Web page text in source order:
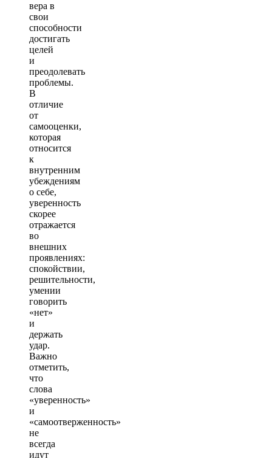
вера в
свои
способности
достигать
целей
и
преодолевать
проблемы.
В
отличие
от
самооценки,
которая
относится
к
внутренним
убеждениям
о себе,
уверенность
скорее
отражается
во
внешних
проявлениях:
спокойствии,
решительности,
умении
говорить
«нет»
и
держать
удар.
Важно
отметить,
что
слова
«уверенность»
и
«самоотверженность»
не
всегда
идут